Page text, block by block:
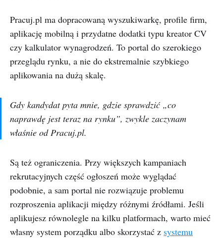
Pracuj.pl ma dopracowaną wyszukiwarkę, profile firm,
aplikację mobilną i przydatne dodatki typu kreator CV
czy kalkulator wynagrodzeń. To portal do szerokiego
przeglądu rynku, a nie do ekstremalnie szybkiego
aplikowania na dużą skalę.
Gdy kandydat pyta mnie, gdzie sprawdzić „co
naprawdę jest teraz na rynku”, zwykle zaczynam
właśnie od Pracuj.pl.
Są też ograniczenia. Przy większych kampaniach
rekrutacyjnych część ogłoszeń może wyglądać
podobnie, a sam portal nie rozwiązuje problemu
rozproszenia aplikacji między różnymi źródłami. Jeśli
aplikujesz równolegle na kilku platformach, warto mieć
własny system porządku albo skorzystać z systemu